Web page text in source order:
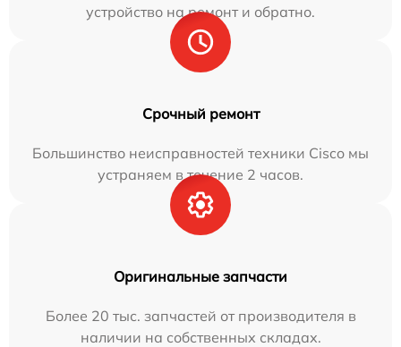
устройство на ремонт и обратно.
Срочный ремонт
Большинство неисправностей техники Cisco мы
устраняем в течение 2 часов.
Оригинальные запчасти
Более 20 тыс. запчастей от производителя в
наличии на собственных складах.